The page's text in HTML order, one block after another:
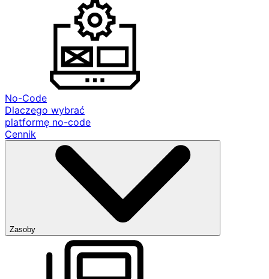
No-Code
Dlaczego wybrać
platformę no-code
Cennik
Zasoby